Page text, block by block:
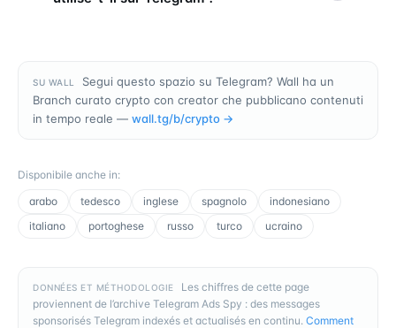
SU WALL
Segui questo spazio su Telegram? Wall ha un
Branch curato crypto con creator che pubblicano contenuti
in tempo reale — wall.tg/b/crypto →
Disponibile anche in:
arabo
tedesco inglese spagnolo
indonesiano
italiano
portoghese russo turco ucraino
DONNÉES ET MÉTHODOLOGIE
Les chiffres de cette page
proviennent de l’archive Telegram Ads Spy : des messages
sponsorisés Telegram indexés et actualisés en continu. Comment